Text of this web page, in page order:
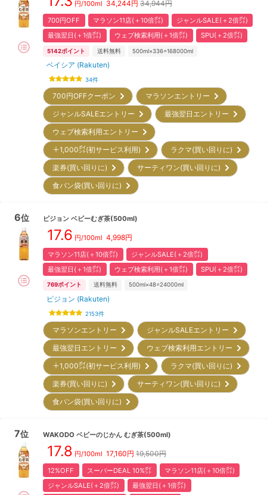
円/100ml 34,244円 34,944円
700円OFF マラソン11店(＋10倍㌽)
ジャンルSALE(＋2倍㌽)
最強翌日(＋1倍㌽)
ウェブ検索利用(＋1倍㌽) SPU(＋2倍㌽)
5142ポイント 送料無料 500ml×336=168000ml
ベイシア (Rakuten)
34件
700円OFFクーポン
マラソンエントリー
ジャンルSALEエントリー
最強翌日エントリー
ウェブ検索利用エントリー
＋1,000㌽(初サービス利用)
ラクマ(買い回りに)
楽券(買い回りに)
サーティワン(買い回りに)
食パン袋(買い回りに)
6位 ピジョン ベビーむぎ茶(500ml)
17.6 円/100ml 4,998円
マラソン11店(＋10倍㌽)
ジャンルSALE(＋2倍㌽)
最強翌日(＋1倍㌽)
ウェブ検索利用(＋1倍㌽) SPU(＋2倍㌽)
769ポイント 送料無料 500ml×48=24000ml
ピジョン (Rakuten)
2153件
マラソンエントリー
ジャンルSALEエントリー
最強翌日エントリー
ウェブ検索利用エントリー
＋1,000㌽(初サービス利用)
ラクマ(買い回りに)
楽券(買い回りに)
サーティワン(買い回りに)
食パン袋(買い回りに)
7位 WAKODO ベビーのじかん むぎ茶(500ml)
17.8 円/100ml 17,160円 19,500円
12%OFF スーパーDEAL 10%㌽
マラソン11店(＋10倍㌽)
ジャンルSALE(＋2倍㌽)
最強翌日(＋1倍㌽)